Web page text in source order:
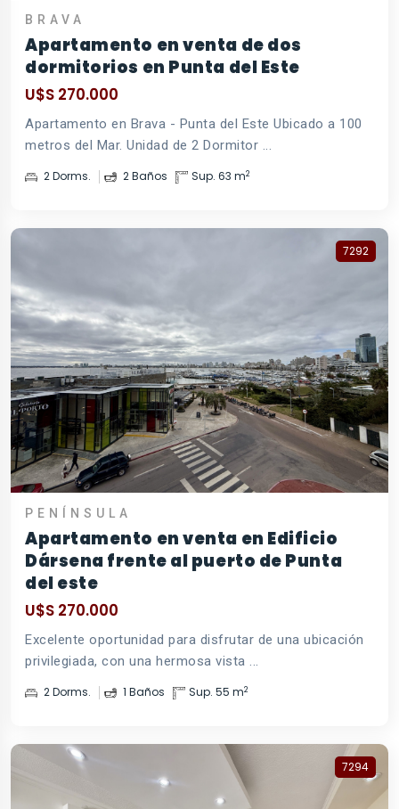
BRAVA
Apartamento en venta de dos
dormitorios en Punta del Este
U$S 270.000
Apartamento en Brava - Punta del Este Ubicado a 100
metros del Mar. Unidad de 2 Dormitor ...
2 Dorms. 2 Baños Sup. 63 m2
7292
PENÍNSULA
Apartamento en venta en Edificio
Dársena frente al puerto de Punta
del este
U$S 270.000
Excelente oportunidad para disfrutar de una ubicación
privilegiada, con una hermosa vista ...
2 Dorms. 1 Baños Sup. 55 m2
7294